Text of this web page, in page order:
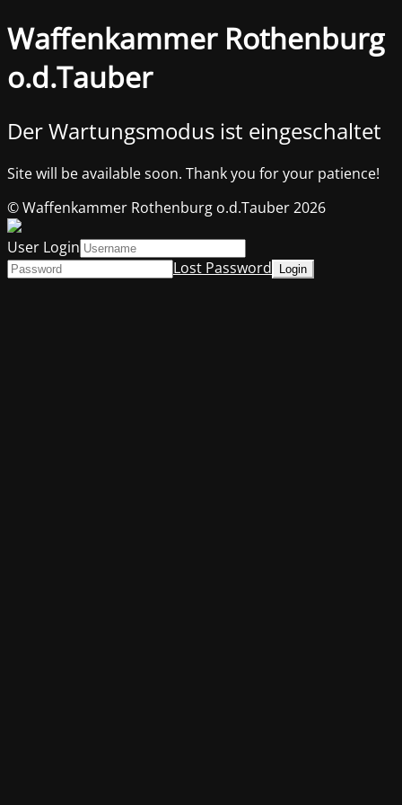
Waffenkammer Rothenburg
o.d.Tauber
Der Wartungsmodus ist eingeschaltet
Site will be available soon. Thank you for your patience!
© Waffenkammer Rothenburg o.d.Tauber 2026
User Login
Lost Password